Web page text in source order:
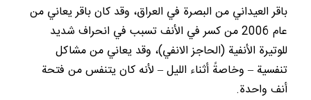
باقر العيداني من البصرة في العراق، وقد كان باقر يعاني من
عام 2006 من كسر في الأنف تسبب في انحراف شديد
للوتيرة الأنفية (الحاجز الانفي)، وقد يعاني من مشاكل
تنفسية – وخاصةً أثناء الليل – لأنه كان يتنفس من فتحة
أنف واحدة.